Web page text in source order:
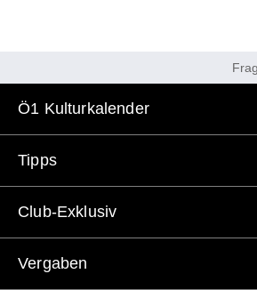
Ö1 Kulturkalender
Tipps
Club-Exklusiv
Vergaben